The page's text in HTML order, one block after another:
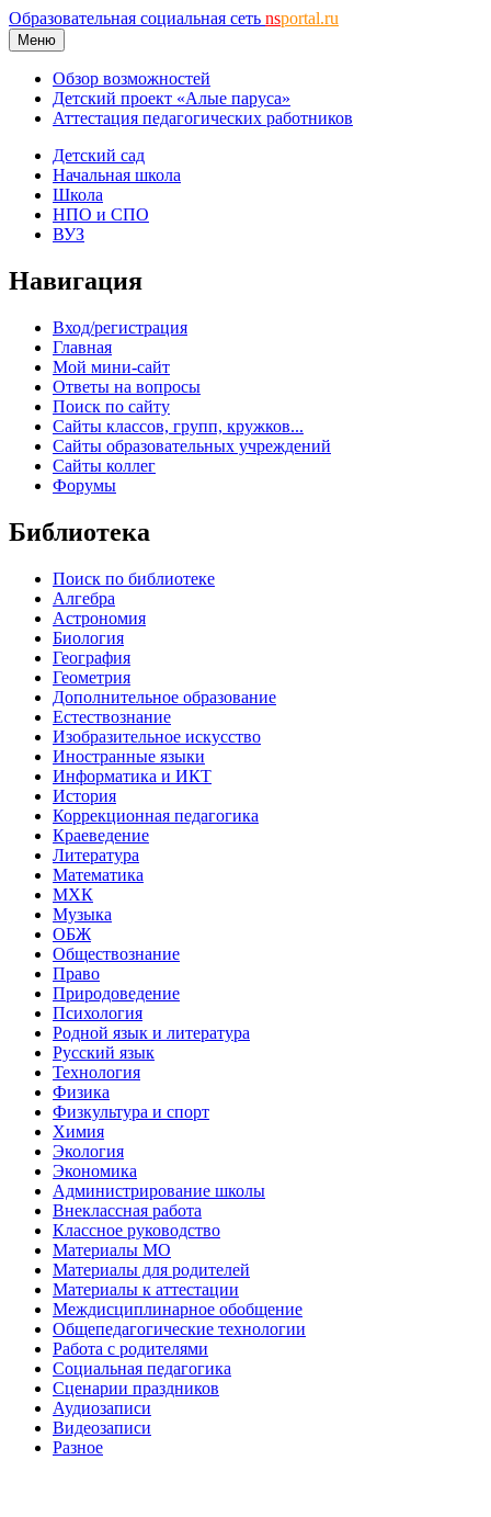
Образовательная социальная сеть nsportal.ru
Меню
Обзор возможностей
Детский проект «Алые паруса»
Аттестация педагогических работников
Детский сад
Начальная школа
Школа
НПО и СПО
ВУЗ
Навигация
Вход/регистрация
Главная
Мой мини-сайт
Ответы на вопросы
Поиск по сайту
Сайты классов, групп, кружков...
Сайты образовательных учреждений
Сайты коллег
Форумы
Библиотека
Поиск по библиотеке
Алгебра
Астрономия
Биология
География
Геометрия
Дополнительное образование
Естествознание
Изобразительное искусство
Иностранные языки
Информатика и ИКТ
История
Коррекционная педагогика
Краеведение
Литература
Математика
МХК
Музыка
ОБЖ
Обществознание
Право
Природоведение
Психология
Родной язык и литература
Русский язык
Технология
Физика
Физкультура и спорт
Химия
Экология
Экономика
Администрирование школы
Внеклассная работа
Классное руководство
Материалы МО
Материалы для родителей
Материалы к аттестации
Междисциплинарное обобщение
Общепедагогические технологии
Работа с родителями
Социальная педагогика
Сценарии праздников
Аудиозаписи
Видеозаписи
Разное